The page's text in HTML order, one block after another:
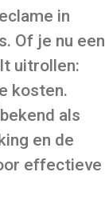
in
Of je nu een
uitrollen:
kosten.
als
en de
effectieve